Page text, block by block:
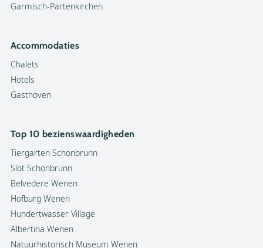
Garmisch-Partenkirchen
Accommodaties
Chalets
Hotels
Gasthoven
Top 10 bezienswaardigheden
Tiergarten Schönbrunn
Slot Schönbrunn
Belvedere Wenen
Hofburg Wenen
Hundertwasser Village
Albertina Wenen
Natuurhistorisch Museum Wenen